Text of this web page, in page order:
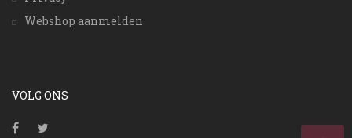
Webshop aanmelden
VOLG ONS